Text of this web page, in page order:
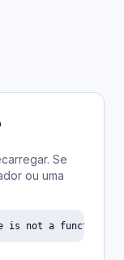
Se
ou uma
is not a function